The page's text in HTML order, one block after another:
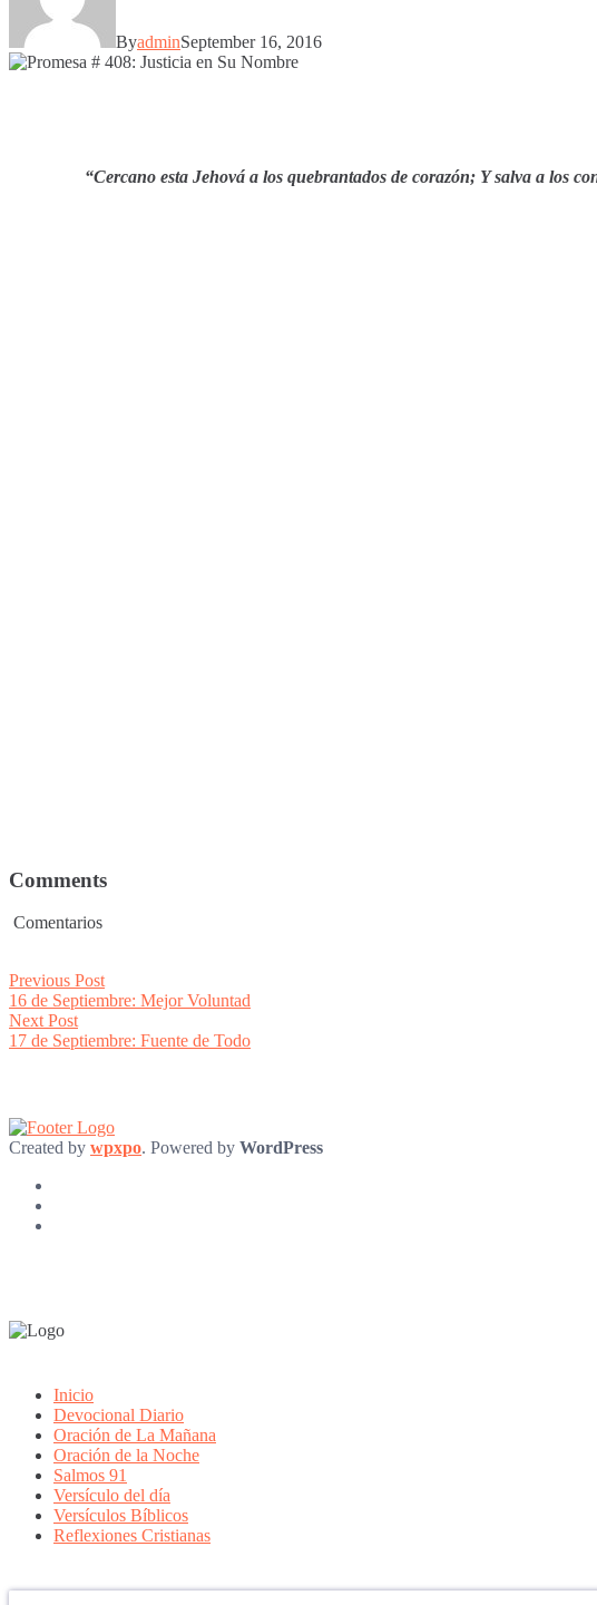
ByadminSeptember 16, 2016
“Cercano esta Jehová a los quebrantados de corazón; Y salva a los
Comments
Comentarios
Post
navigation
Previous PostPrevious
post:
16 de Septiembre: Mejor Voluntad
Next PostNext
post:
17 de Septiembre: Fuente de Todo
Created by wpxpo. Powered by WordPress
Inicio
Devocional Diario
Oración de La Mañana
Oración de la Noche
Salmos 91
Versículo del día
Versículos Bíblicos
Reflexiones Cristianas